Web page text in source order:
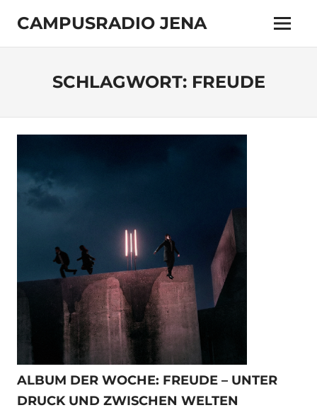
Inhalt
springen
CAMPUSRADIO JENA
103.4
Menü
SCHLAGWORT: FREUDE
ALBUM DER WOCHE: FREUDE – UNTER
DRUCK UND ZWISCHEN WELTEN